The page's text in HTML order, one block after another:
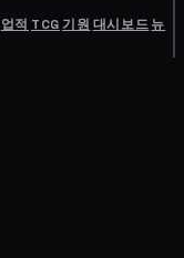
업적 TCG기원 대시보드뉴